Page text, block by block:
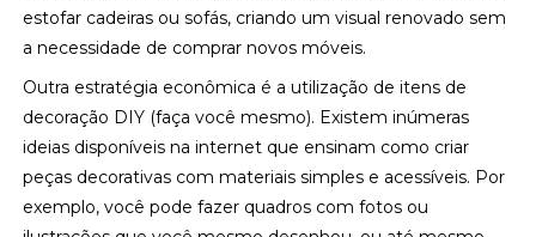
estofar cadeiras ou sofás, criando um visual renovado sem
a necessidade de comprar novos móveis.
Outra estratégia econômica é a utilização de itens de
decoração DIY (faça você mesmo). Existem inúmeras
ideias disponíveis na internet que ensinam como criar
peças decorativas com materiais simples e acessíveis. Por
exemplo, você pode fazer quadros com fotos ou